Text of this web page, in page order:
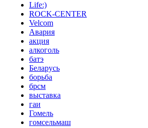
Life:)
ROCK-CENTER
Velcom
Авария
акция
алкоголь
батэ
Беларусь
борьба
брсм
выставка
гаи
Гомель
гомсельмаш